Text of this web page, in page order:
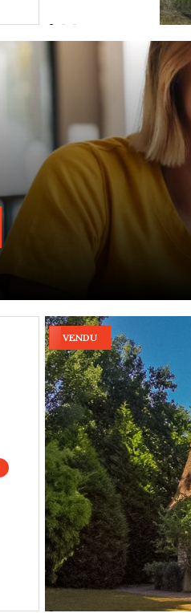
VENDU